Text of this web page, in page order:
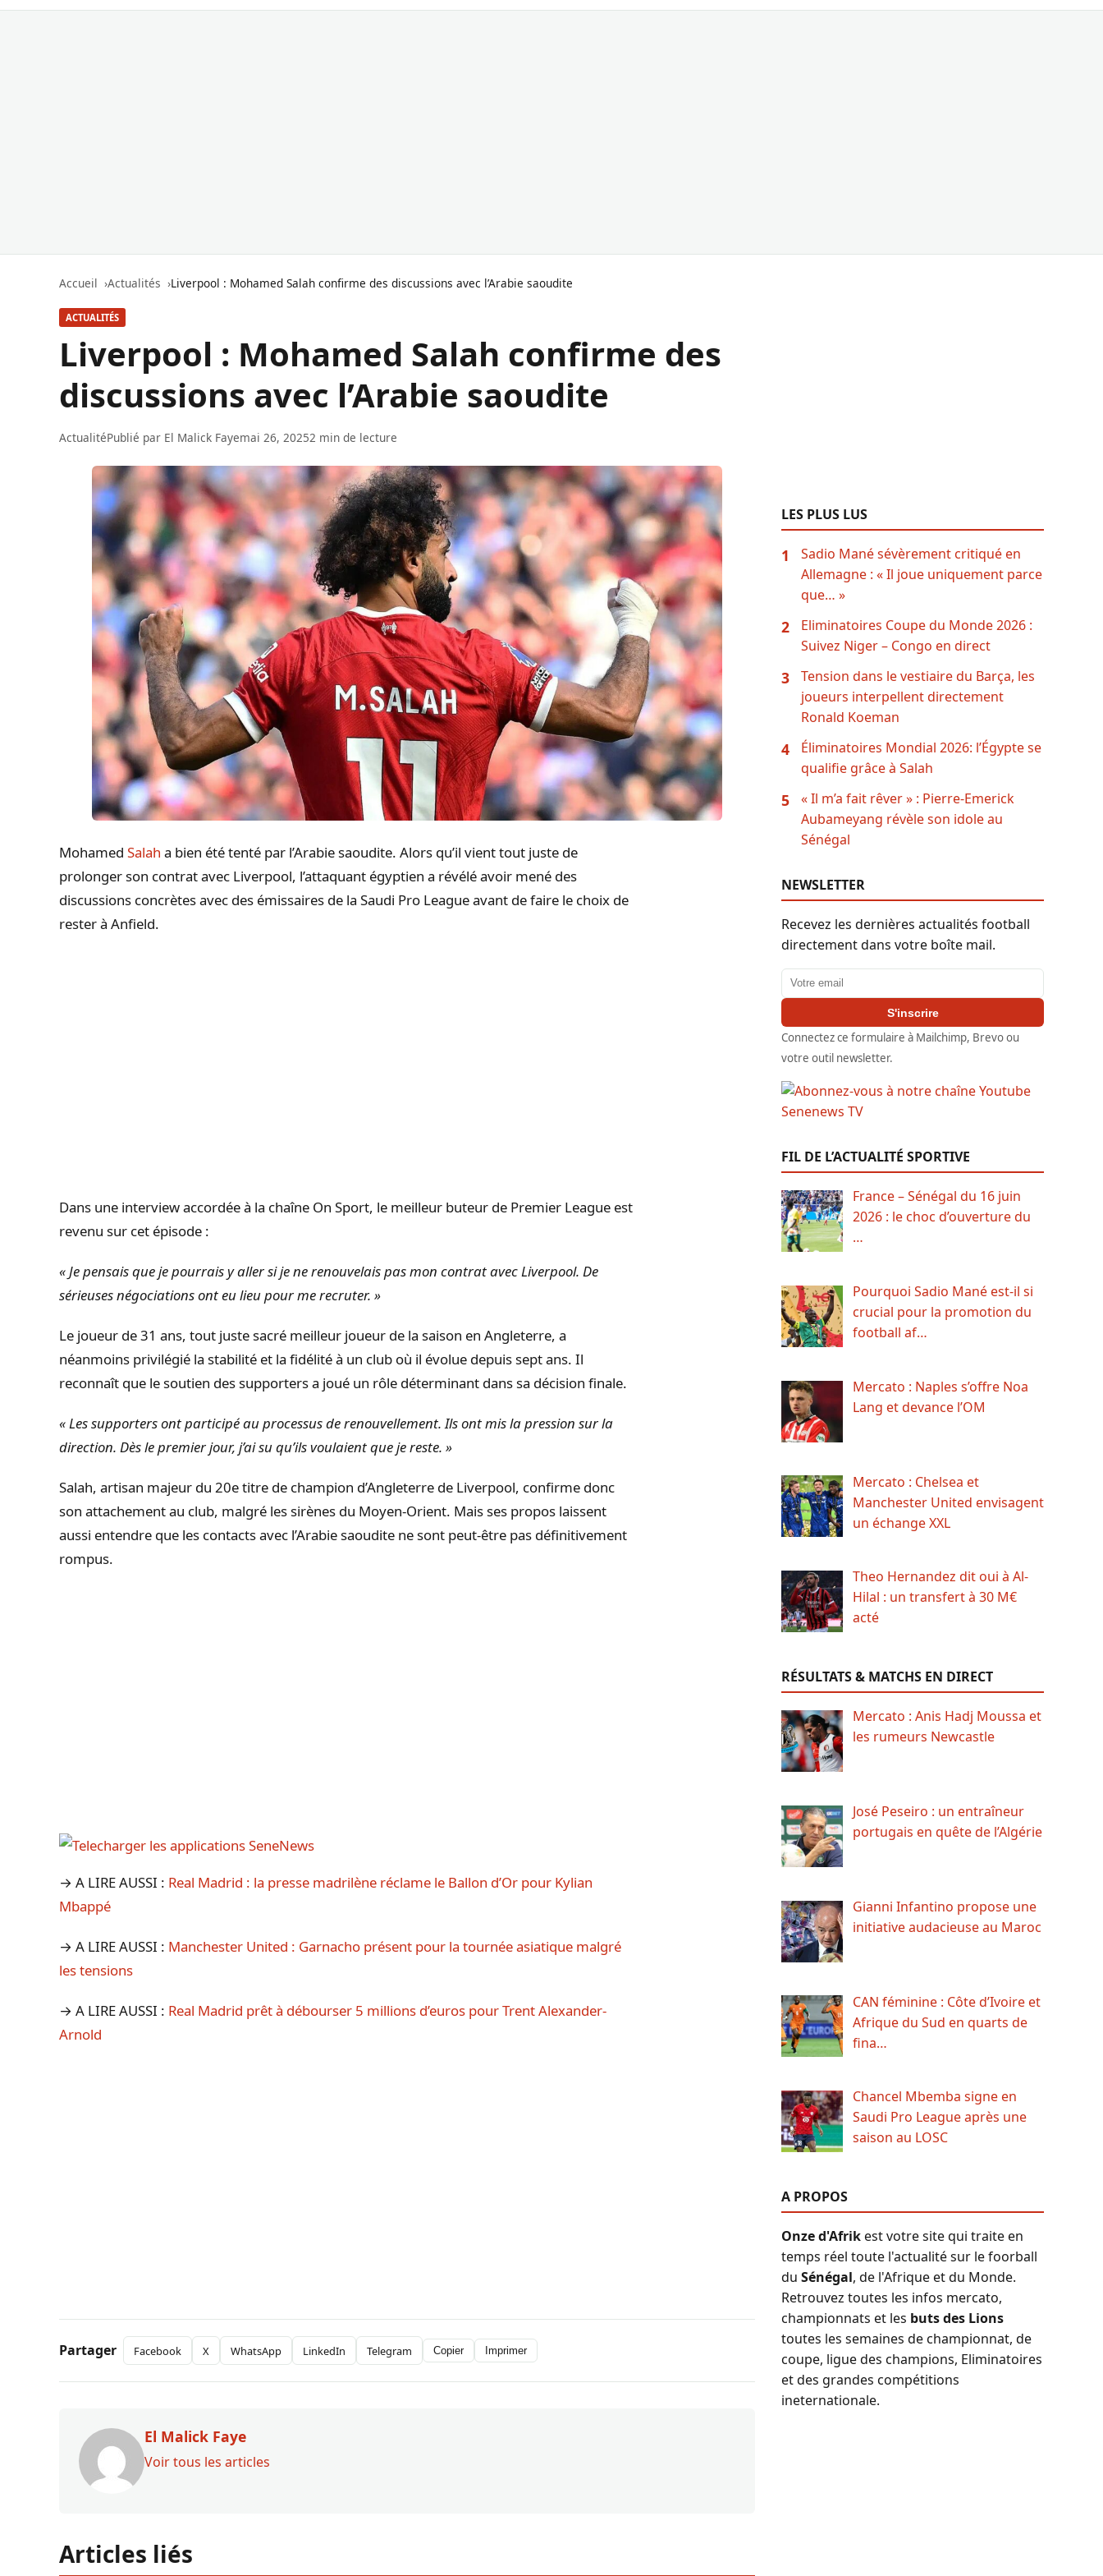
Accueil Actualités Liverpool : Mohamed Salah confirme des discussions avec l’Arabie saoudite
ACTUALITÉS
Liverpool : Mohamed Salah confirme des
discussions avec l’Arabie saoudite
ActualitéPublié par El Malick Fayemai 26, 20252 min de lecture
Mohamed Salah a bien été tenté par l’Arabie saoudite. Alors qu’il vient tout juste de
prolonger son contrat avec Liverpool, l’attaquant égyptien a révélé avoir mené des
discussions concrètes avec des émissaires de la Saudi Pro League avant de faire le choix de
rester à Anfield.
Dans une interview accordée à la chaîne On Sport, le meilleur buteur de Premier League est
revenu sur cet épisode :
« Je pensais que je pourrais y aller si je ne renouvelais pas mon contrat avec Liverpool. De
sérieuses négociations ont eu lieu pour me recruter. »
Le joueur de 31 ans, tout juste sacré meilleur joueur de la saison en Angleterre, a
néanmoins privilégié la stabilité et la fidélité à un club où il évolue depuis sept ans. Il
reconnaît que le soutien des supporters a joué un rôle déterminant dans sa décision finale.
« Les supporters ont participé au processus de renouvellement. Ils ont mis la pression sur la
direction. Dès le premier jour, j’ai su qu’ils voulaient que je reste. »
Salah, artisan majeur du 20e titre de champion d’Angleterre de Liverpool, confirme donc
son attachement au club, malgré les sirènes du Moyen-Orient. Mais ses propos laissent
aussi entendre que les contacts avec l’Arabie saoudite ne sont peut-être pas définitivement
rompus.
→ A LIRE AUSSI : Real Madrid : la presse madrilène réclame le Ballon d’Or pour Kylian
Mbappé
→ A LIRE AUSSI : Manchester United : Garnacho présent pour la tournée asiatique malgré
les tensions
→ A LIRE AUSSI : Real Madrid prêt à débourser 5 millions d’euros pour Trent Alexander-
Arnold
Partager Facebook X WhatsApp LinkedIn Telegram Copier Imprimer
El Malick Faye
Voir tous les articles
Articles liés
LES PLUS LUS
1
Sadio Mané sévèrement critiqué en
Allemagne : « Il joue uniquement parce
que… »
2
Eliminatoires Coupe du Monde 2026 :
Suivez Niger – Congo en direct
3
Tension dans le vestiaire du Barça, les
joueurs interpellent directement
Ronald Koeman
4
Éliminatoires Mondial 2026: l’Égypte se
qualifie grâce à Salah
5
« Il m’a fait rêver » : Pierre-Emerick
Aubameyang révèle son idole au
Sénégal
NEWSLETTER
Recevez les dernières actualités football
directement dans votre boîte mail.
Adresse email
S'inscrire
Connectez ce formulaire à Mailchimp, Brevo ou
votre outil newsletter.
FIL DE L’ACTUALITÉ SPORTIVE
France – Sénégal du 16 juin
2026 : le choc d’ouverture du
…
Pourquoi Sadio Mané est-il si
crucial pour la promotion du
football af…
Mercato : Naples s’offre Noa
Lang et devance l’OM
Mercato : Chelsea et
Manchester United envisagent
un échange XXL
Theo Hernandez dit oui à Al-
Hilal : un transfert à 30 M€
acté
RÉSULTATS & MATCHS EN DIRECT
Mercato : Anis Hadj Moussa et
les rumeurs Newcastle
José Peseiro : un entraîneur
portugais en quête de l’Algérie
Gianni Infantino propose une
initiative audacieuse au Maroc
CAN féminine : Côte d’Ivoire et
Afrique du Sud en quarts de
fina…
Chancel Mbemba signe en
Saudi Pro League après une
saison au LOSC
A PROPOS
Onze d'Afrikest votre site qui traite en
temps réel toute l'actualité sur le foorball
du Sénégal, de l'Afrique et du Monde.
Retrouvez toutes les infos mercato,
championnats et les buts des Lions
toutes les semaines de championnat, de
coupe, ligue des champions, Eliminatoires
et des grandes compétitions
ineternationale.